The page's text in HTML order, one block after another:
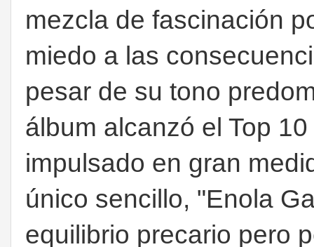
mezcla de fascinación
miedo a las
pesar de su tono
álbum alcanzó el Top
impulsado en gran
único sencillo, "Enola
equilibrio precario pero